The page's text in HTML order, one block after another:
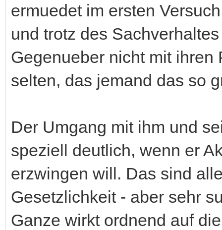
ermuedet im ersten
und trotz des
Gegenueber nicht mit
selten, das jemand das so
Der Umgang mit ihm und
speziell deutlich, wenn er
erzwingen will. Das sind
Gesetzlichkeit - aber sehr
Ganze wirkt ordnend auf